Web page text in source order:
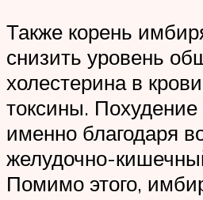
Также корень
снизить уровень
холестерина в
токсины. Похудение
именно благодаря
желудочно-
Помимо этого,